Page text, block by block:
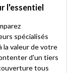
l'essentiel
spécialisés
la valeur de votre
d'un tiers
tous